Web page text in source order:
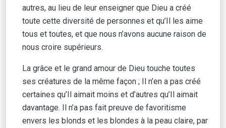
autres, au lieu de leur enseigner que Dieu a créé
toute cette diversité de personnes et qu’Il les aime
tous et toutes, et que nous n’avons aucune raison de
nous croire supérieurs.
La grâce et le grand amour de Dieu touche toutes
ses créatures de la même façon ; Il n’en a pas créé
certaines qu’Il aimait moins et d’autres qu’Il aimait
davantage. Il n’a pas fait preuve de favoritisme
envers les blonds et les blondes à la peau claire, par